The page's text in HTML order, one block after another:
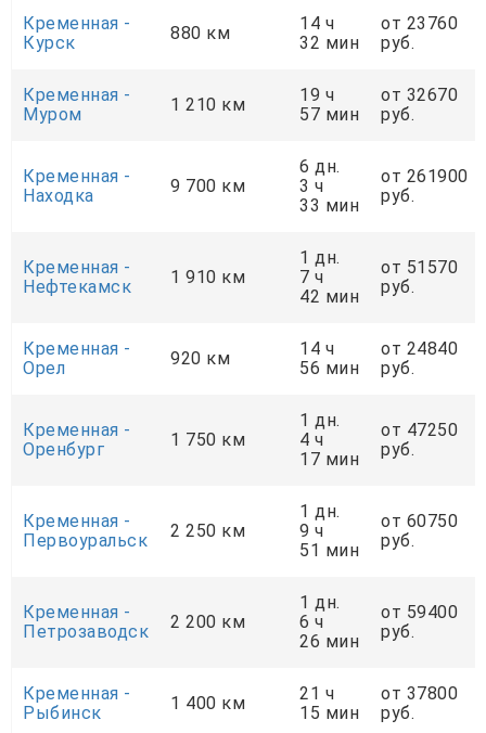
Кременная -
Курск
880 км
14 ч
32 мин
от 23760
руб.
Кременная -
Муром
1 210 км
19 ч
57 мин
от 32670
руб.
Кременная -
Находка
9 700 км
6 дн.
3 ч
33 мин
от 261900
руб.
Кременная -
Нефтекамск
1 910 км
1 дн.
7 ч
42 мин
от 51570
руб.
Кременная -
Орел
920 км
14 ч
56 мин
от 24840
руб.
Кременная -
Оренбург
1 750 км
1 дн.
4 ч
17 мин
от 47250
руб.
Кременная -
Первоуральск
2 250 км
1 дн.
9 ч
51 мин
от 60750
руб.
Кременная -
Петрозаводск
2 200 км
1 дн.
6 ч
26 мин
от 59400
руб.
Кременная -
Рыбинск
1 400 км
21 ч
15 мин
от 37800
руб.